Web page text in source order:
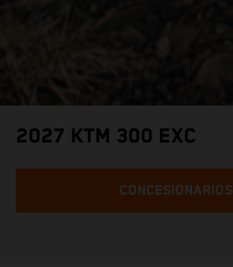
2027 KTM 300 EXC
CONCESIONARIOS